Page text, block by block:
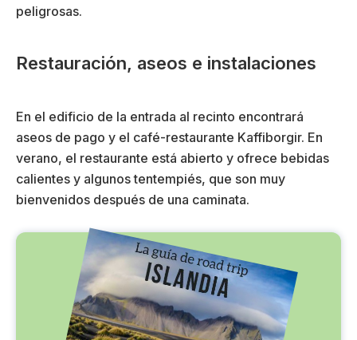
peligrosas.
Restauración, aseos e instalaciones
En el edificio de la entrada al recinto encontrará
aseos de pago y el café-restaurante Kaffiborgir. En
verano, el restaurante está abierto y ofrece bebidas
calientes y algunos tentempiés, que son muy
bienvenidos después de una caminata.